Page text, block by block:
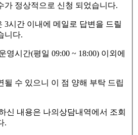
가 정상적으로 신청 되었습니다.
3시간 이내에 메일로 답변을 드릴
니다.
영시간(평일 09:00 ~ 18:00) 이외에
될 수 있으니 이 점 양해 부탁 드립
신 내용은 나의상담내역에서 조회
.